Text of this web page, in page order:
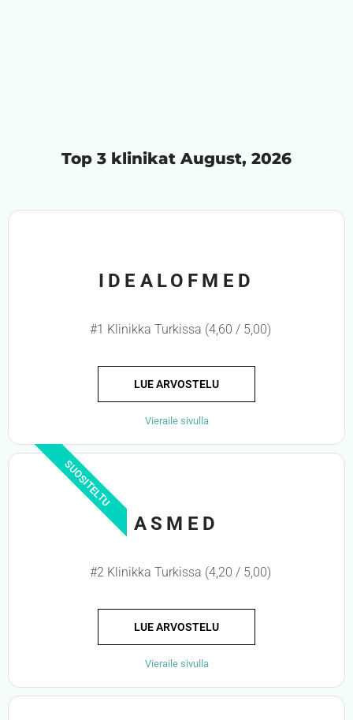
Top 3 klinikat August, 2026
IDEALOFMED
#1 Klinikka Turkissa (4,60 / 5,00)
LUE ARVOSTELU
Vieraile sivulla
SUOSITELTU
ASMED
#2 Klinikka Turkissa (4,20 / 5,00)
LUE ARVOSTELU
Vieraile sivulla